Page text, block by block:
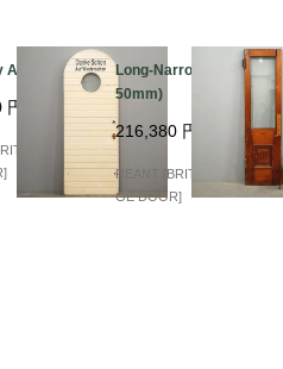
Arch Glass
円
VINTA
Long-Narrow (580×21
50mm)
216,380 円
REANT [BRITISH VINTA
GE DOOR]